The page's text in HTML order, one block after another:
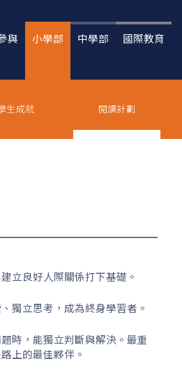
與 小學部 中學部 國際教育
生成就 閱讀計劃
立良好人際關係打下基礎。
獨立思考，成為終身學習者。
時，能獨立判斷與解決。最重
上的最佳夥伴。